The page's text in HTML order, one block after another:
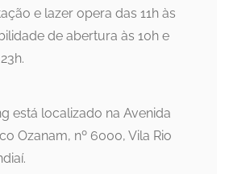
e lazer opera das 11h às
de abertura às 10h e
está localizado na Avenida
Ozanam, nº 6000, Vila Rio